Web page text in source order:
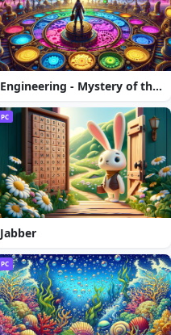
Engineering - Mystery of the Ancient Clock
PC
Jabber
PC